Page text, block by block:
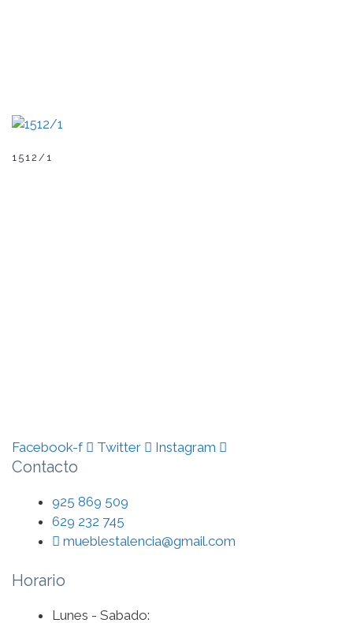
1512/1
Facebook-f Twitter Instagram
Contacto
925 869 509
629 232 745
mueblestalencia@gmail.com
Horario
Lunes - Sabado: